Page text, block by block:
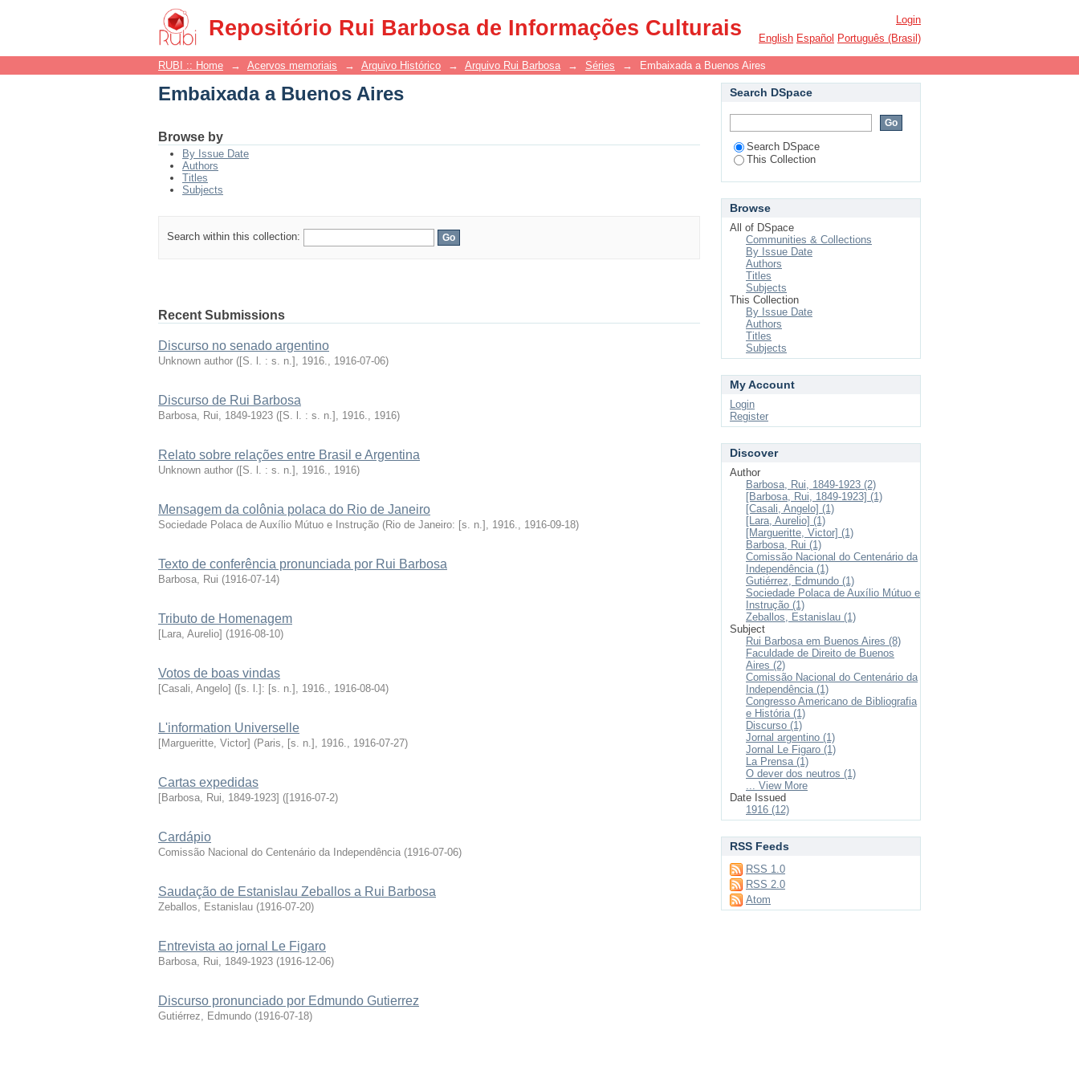
Repositório Rui Barbosa de Informações Culturais
Embaixada a Buenos Aires
Login
English Español Português (Brasil)
RUBI :: Home → Acervos memoriais → Arquivo Histórico → Arquivo Rui Barbosa → Séries → Embaixada a Buenos Aires
Embaixada a Buenos Aires
Browse by
By Issue Date
Authors
Titles
Subjects
Search within this collection:
Recent Submissions
Discurso no senado argentino
Unknown author ([S. l. : s. n.], 1916., 1916-07-06)
Discurso de Rui Barbosa
Barbosa, Rui, 1849-1923 ([S. l. : s. n.], 1916., 1916)
Relato sobre relações entre Brasil e Argentina
Unknown author ([S. l. : s. n.], 1916., 1916)
Mensagem da colônia polaca do Rio de Janeiro
Sociedade Polaca de Auxílio Mútuo e Instrução (Rio de Janeiro: [s. n.], 1916., 1916-09-18)
Texto de conferência pronunciada por Rui Barbosa
Barbosa, Rui (1916-07-14)
Tributo de Homenagem
[Lara, Aurelio] (1916-08-10)
Votos de boas vindas
[Casali, Angelo] ([s. l.]: [s. n.], 1916., 1916-08-04)
L'information Universelle
[Margueritte, Victor] (Paris, [s. n.], 1916., 1916-07-27)
Cartas expedidas
[Barbosa, Rui, 1849-1923] ([1916-07-2)
Cardápio
Comissão Nacional do Centenário da Independência (1916-07-06)
Saudação de Estanislau Zeballos a Rui Barbosa
Zeballos, Estanislau (1916-07-20)
Entrevista ao jornal Le Figaro
Barbosa, Rui, 1849-1923 (1916-12-06)
Discurso pronunciado por Edmundo Gutierrez
Gutiérrez, Edmundo (1916-07-18)
Search DSpace
Search DSpace
This Collection
Browse
All of DSpace
Communities & Collections
By Issue Date
Authors
Titles
Subjects
This Collection
By Issue Date
Authors
Titles
Subjects
My Account
Login
Register
Discover
Author
Barbosa, Rui, 1849-1923 (2)
[Barbosa, Rui, 1849-1923] (1)
[Casali, Angelo] (1)
[Lara, Aurelio] (1)
[Margueritte, Victor] (1)
Barbosa, Rui (1)
Comissão Nacional do Centenário da
Independência (1)
Gutiérrez, Edmundo (1)
Sociedade Polaca de Auxílio Mútuo e
Instrução (1)
Zeballos, Estanislau (1)
Subject
Rui Barbosa em Buenos Aires (8)
Faculdade de Direito de Buenos
Aires (2)
Comissão Nacional do Centenário da
Independência (1)
Congresso Americano de Bibliografia
e História (1)
Discurso (1)
Jornal argentino (1)
Jornal Le Figaro (1)
La Prensa (1)
O dever dos neutros (1)
... View More
Date Issued
1916 (12)
RSS Feeds
RSS 1.0
RSS 2.0
Atom